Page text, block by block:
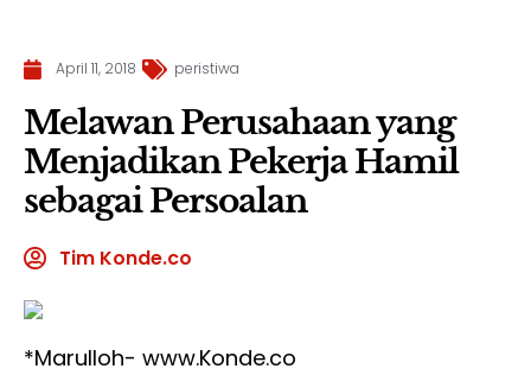
April 11, 2018 peristiwa
Melawan Perusahaan yang
Menjadikan Pekerja Hamil
sebagai Persoalan
Tim Konde.co
*Marulloh- www.Konde.co